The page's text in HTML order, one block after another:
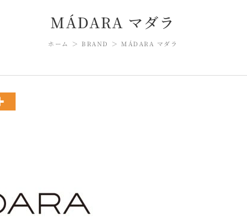
MÁDARA マダラ
ホーム BRAND MÁDARA マダラ